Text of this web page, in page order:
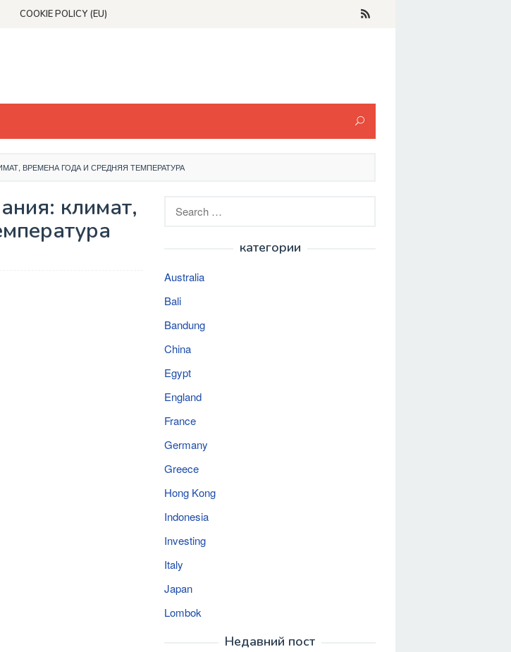
COOKIE POLICY (EU)
ВРЕМЕНА ГОДА И СРЕДНЯЯ ТЕМПЕРАТУРА
климат,
категории
Australia
Bali
Bandung
China
Egypt
England
France
Germany
Greece
Hong Kong
Indonesia
Investing
Italy
Japan
Lombok
Недавний пост